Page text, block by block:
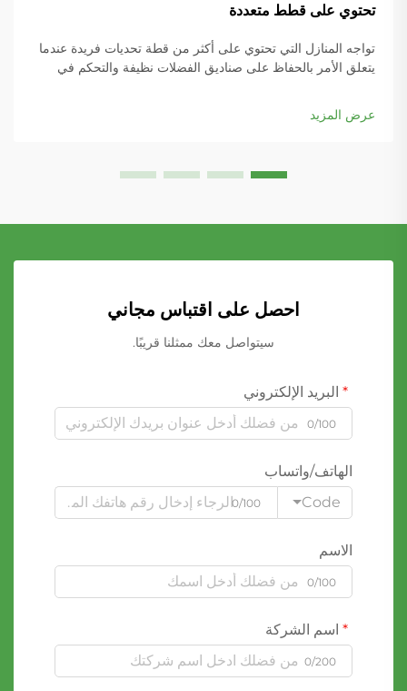
تحتوي على قطط متعددة
تواجه المنازل التي تحتوي على أكثر من قطة تحديات فريدة عندما
يتعلق الأمر بالحفاظ على صناديق الفضلات نظيفة والتحكم في
الرماد المناسبة التي يمكنها التعامل مع الاستخدام المتزايد مع توفير
أداء استثنائي...
عرض المزيد
احصل على اقتباس مجاني
سيتواصل معك ممثلنا قريبًا.
البريد الإلكتروني
0/100
الهاتف/واتساب
Code
0/100
الاسم
0/100
اسم الشركة
0/200